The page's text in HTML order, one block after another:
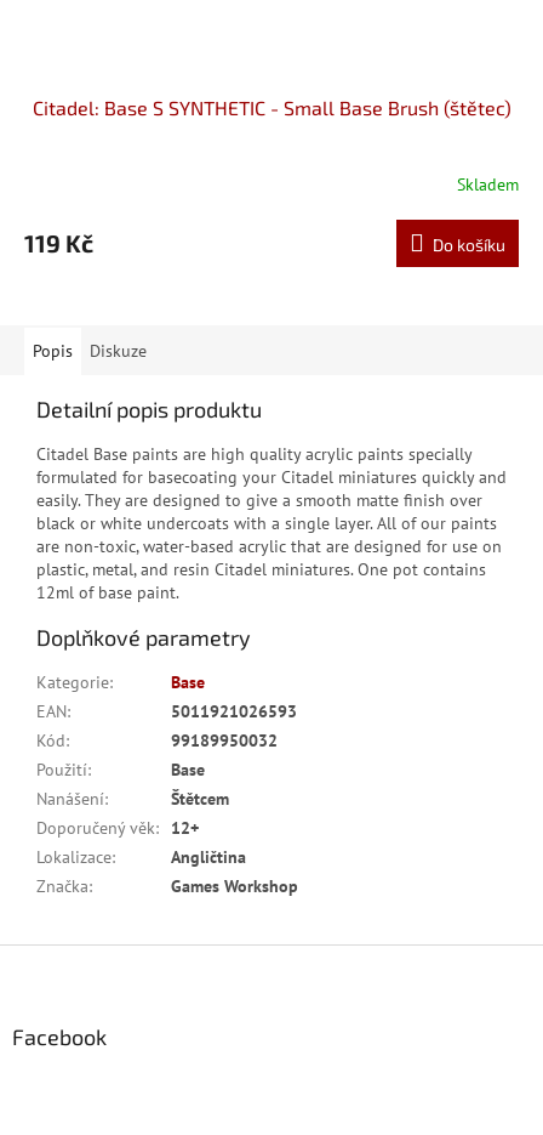
Citadel: Base S SYNTHETIC - Small Base Brush (štětec)
Skladem
119 Kč Do košíku
Popis Diskuze
Detailní popis produktu
Citadel Base paints are high quality acrylic paints specially
formulated for basecoating your Citadel miniatures quickly and
easily. They are designed to give a smooth matte finish over
black or white undercoats with a single layer. All of our paints
are non-toxic, water-based acrylic that are designed for use on
plastic, metal, and resin Citadel miniatures. One pot contains
12ml of base paint.
Doplňkové parametry
Kategorie:
Base
EAN:
5011921026593
Kód:
99189950032
Použití:
Base
Nanášení:
Štětcem
Doporučený věk:
12+
Lokalizace:
Angličtina
Značka: Games Workshop
Facebook